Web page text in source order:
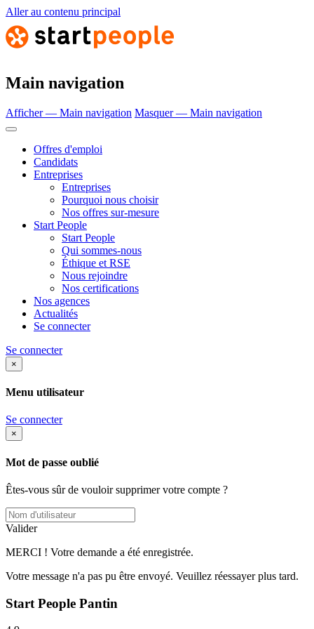
Aller au contenu principal
Main navigation
Afficher — Main navigation Masquer — Main navigation
Offres d'emploi
Candidats
Entreprises
Entreprises
Pourquoi nous choisir
Nos offres sur-mesure
Start People
Start People
Qui sommes-nous
Éthique et RSE
Nous rejoindre
Nos certifications
Nos agences
Actualités
Se connecter
Se connecter
×
Menu utilisateur
Se connecter
×
Mot de passe oublié
Êtes-vous sûr de vouloir supprimer votre compte ?
Valider
MERCI ! Votre demande a été enregistrée.
Votre message n'a pas pu être envoyé. Veuillez réessayer plus tard.
Start People Pantin